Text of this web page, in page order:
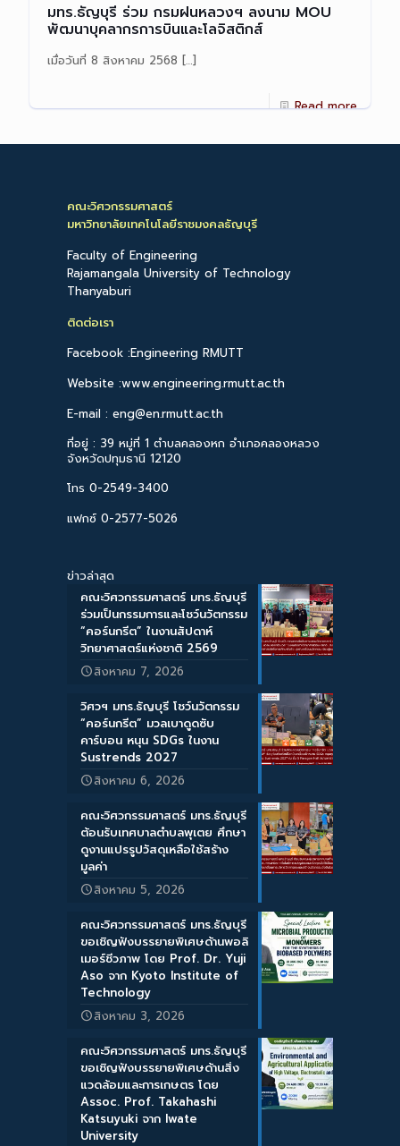
มทร.ธัญบุรี ร่วม กรมฝนหลวงฯ ลงนาม MOU
พัฒนาบุคลากรการบินและโลจิสติกส์
เมื่อวันที่ 8 สิงหาคม 2568 […]
Read more
คณะวิศวกรรมศาสตร์
มหาวิทยาลัยเทคโนโลยีราชมงคลธัญบุรี
Faculty of Engineering
Rajamangala University of Technology
Thanyaburi
ติดต่อเรา
Facebook :Engineering RMUTT
Website :www.engineering.rmutt.ac.th
E-mail : eng@en.rmutt.ac.th
ที่อยู่ : 39 หมู่ที่ 1 ตำบลคลองหก อำเภอคลองหลวง
จังหวัดปทุมธานี 12120
โทร 0-2549-3400
แฟกซ์ 0-2577-5026
ข่าวล่าสุด
คณะวิศวกรรมศาสตร์ มทร.ธัญบุรี
ร่วมเป็นกรรมการและโชว์นวัตกรรม
“คอร์นกรีต” ในงานสัปดาห์
วิทยาศาสตร์แห่งชาติ 2569
สิงหาคม 7, 2026
วิศวฯ มทร.ธัญบุรี โชว์นวัตกรรม
“คอร์นกรีต” มวลเบาดูดซับ
คาร์บอน หนุน SDGs ในงาน
Sustrends 2027
สิงหาคม 6, 2026
คณะวิศวกรรมศาสตร์ มทร.ธัญบุรี
ต้อนรับเทศบาลตำบลพุเตย ศึกษา
ดูงานแปรรูปวัสดุเหลือใช้สร้าง
มูลค่า
สิงหาคม 5, 2026
คณะวิศวกรรมศาสตร์ มทร.ธัญบุรี
ขอเชิญฟังบรรยายพิเศษด้านพอลิ
เมอร์ชีวภาพ โดย Prof. Dr. Yuji
Aso จาก Kyoto Institute of
Technology
สิงหาคม 3, 2026
คณะวิศวกรรมศาสตร์ มทร.ธัญบุรี
ขอเชิญฟังบรรยายพิเศษด้านสิ่ง
แวดล้อมและการเกษตร โดย
Assoc. Prof. Takahashi
Katsuyuki จาก Iwate
University